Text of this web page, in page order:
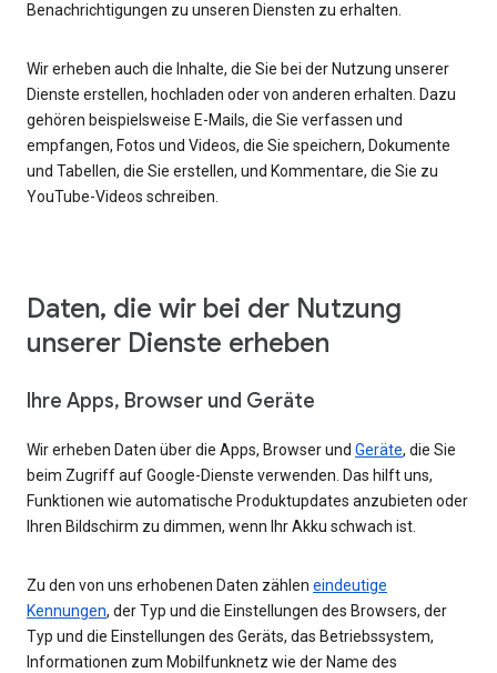
Benachrichtigungen zu unseren Diensten zu erhalten.
Wir erheben auch die Inhalte, die Sie bei der Nutzung unserer
Dienste erstellen, hochladen oder von anderen erhalten. Dazu
gehören beispielsweise E-Mails, die Sie verfassen und
empfangen, Fotos und Videos, die Sie speichern, Dokumente
und Tabellen, die Sie erstellen, und Kommentare, die Sie zu
YouTube-Videos schreiben.
Daten, die wir bei der Nutzung
unserer Dienste erheben
Ihre Apps, Browser und Geräte
Wir erheben Daten über die Apps, Browser und Geräte, die Sie
beim Zugriff auf Google-Dienste verwenden. Das hilft uns,
Funktionen wie automatische Produktupdates anzubieten oder
Ihren Bildschirm zu dimmen, wenn Ihr Akku schwach ist.
Zu den von uns erhobenen Daten zählen eindeutige
Kennungen, der Typ und die Einstellungen des Browsers, der
Typ und die Einstellungen des Geräts, das Betriebssystem,
Informationen zum Mobilfunknetz wie der Name des